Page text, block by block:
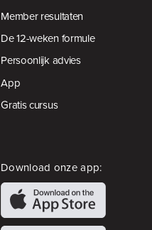
Member resultaten
De 12-weken formule
Persoonlijk advies
App
Gratis cursus
Download onze app: